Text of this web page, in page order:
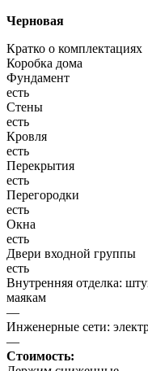
Черновая
Кратко о комплектациях
Коробка дома
Фундамент
есть
Стены
есть
Кровля
есть
Перекрытия
есть
Перегородки
есть
Окна
есть
Двери входной группы
есть
Внутренняя отделка:
маякам
—
Инженерные сети:
—
Стоимость: